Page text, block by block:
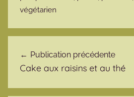
végétarien
Publication précédente
Cake aux raisins et au thé